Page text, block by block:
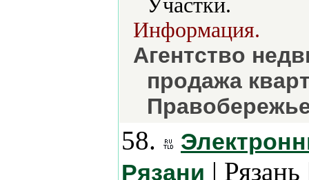
Участки.
Информация.
Агентство
продажа
58.
Рязани |